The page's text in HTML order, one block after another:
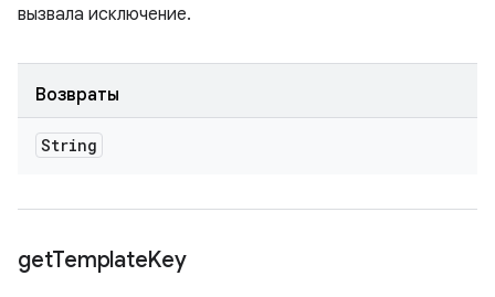
вызвала исключение.
Возвраты
String
getTemplateKey